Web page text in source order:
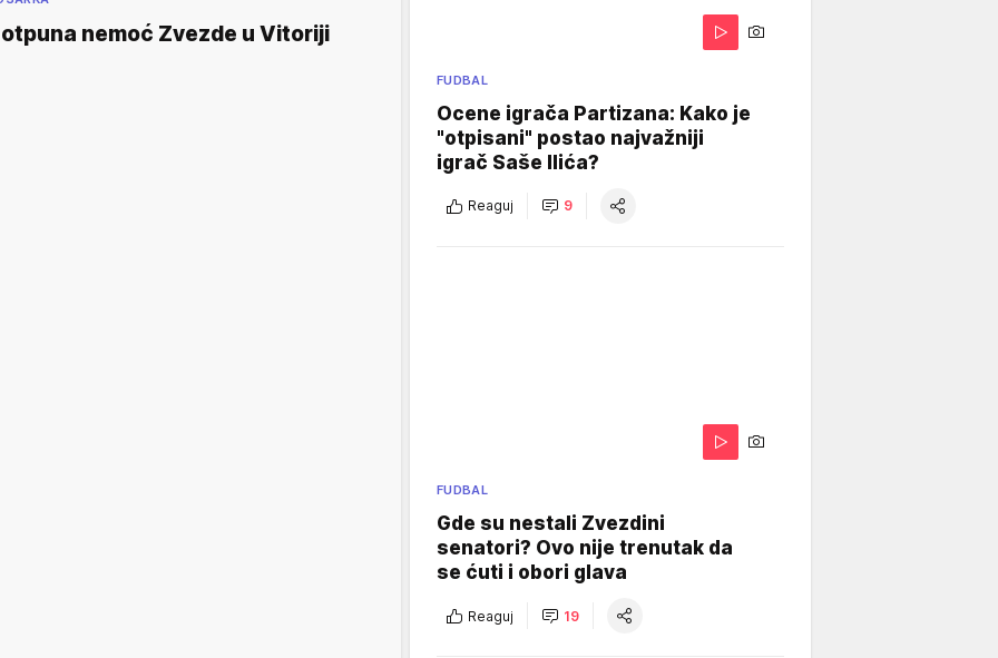
nemoć Zvezde u Vitoriji
FUDBAL
Ocene igrača Partizana: Kako je
"otpisani" postao najvažniji
igrač Saše Ilića?
Reaguj 9
FUDBAL
Gde su nestali Zvezdini
senatori? Ovo nije trenutak da
se ćuti i obori glava
Reaguj 19